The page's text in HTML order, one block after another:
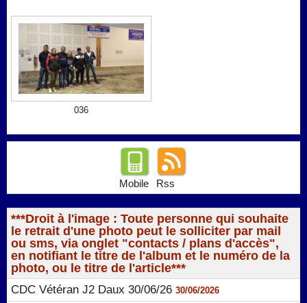
036
Mobile Rss
***Droit à l'image : Toute personne qui souhaite
le retrait d'une photo peut le solliciter par mail
ou sms, via onglet "contacts / plans d'accès",
en notifiant le titre de l'album et le numéro de la
photo, ou le titre de l'article***
CDC Vétéran J2 Daux 30/06/26 30/06/2026